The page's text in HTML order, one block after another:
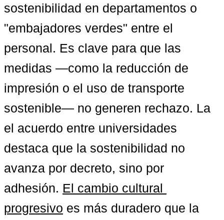
sostenibilidad en departamentos o
"embajadores verdes" entre el
personal. Es clave para que las
medidas —como la reducción de
impresión o el uso de transporte
sostenible— no generen rechazo. La
el acuerdo entre universidades
destaca que la sostenibilidad no
avanza por decreto, sino por
adhesión. El cambio cultural
progresivo es más duradero que la